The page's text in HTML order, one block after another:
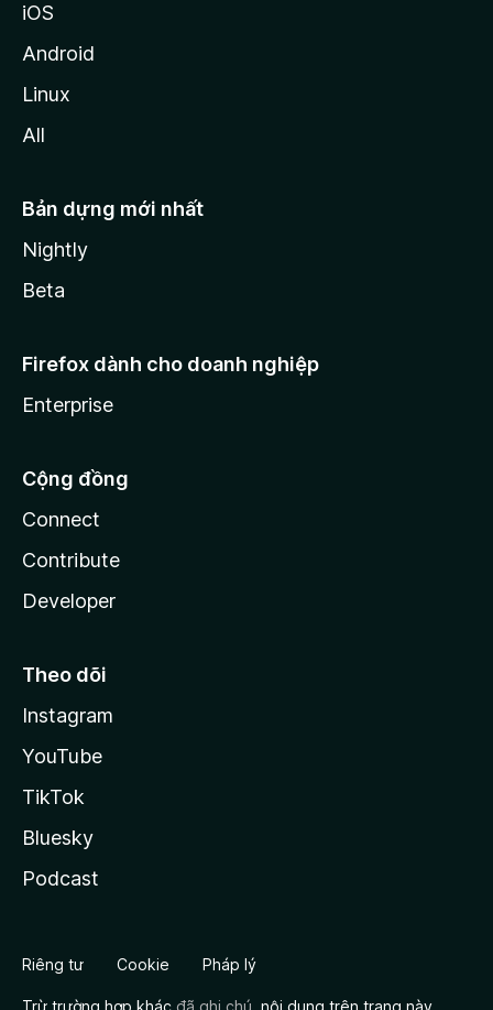
iOS
Android
Linux
All
Bản dựng mới nhất
Nightly
Beta
Firefox dành cho doanh nghiệp
Enterprise
Cộng đồng
Connect
Contribute
Developer
Theo dõi
Instagram
YouTube
TikTok
Bluesky
Podcast
Riêng tư Cookie Pháp lý
Trừ trường hợp khác đã ghi chú , nội dung trên trang này